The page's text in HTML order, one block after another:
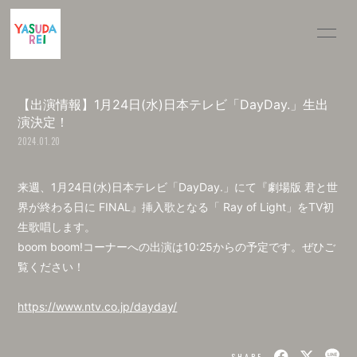
N
【出演情報】1月24日(水)日本テレビ「DayDay.」生出
演決定！
2024.01.20
来週、1月24日(水)日本テレビ「DayDay.」にて 『劇場版 君と世
界が終わる日に FINAL』挿入歌となる「 Ray of Light」をTV初
生歌唱します。
boom boom!コーナーへの出演は10:25からの予定です。ぜひご
覧ください！
https://www.ntv.co.jp/dayday/